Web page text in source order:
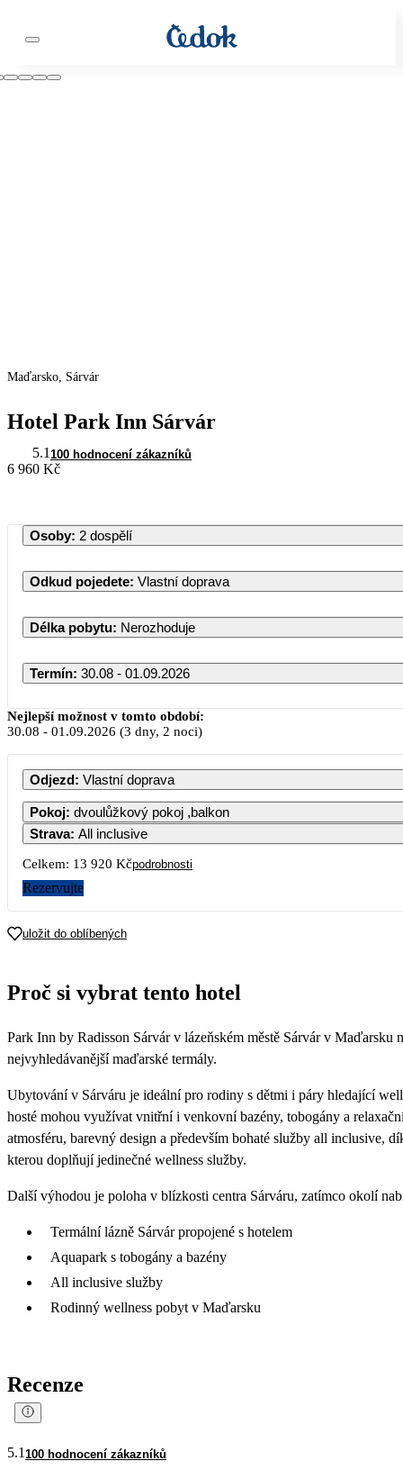
Maďarsko, Sárvár
Hotel Park Inn Sárvár
5.1 100 hodnocení zákazníků
6 960 Kč
Osoby: 2 dospělí
Odkud pojedete: Vlastní doprava
Délka pobytu: Nerozhoduje
Termín: 30.08 - 01.09.2026
Nejlepší možnost v tomto období:
30.08 - 01.09.2026 (3 dny, 2 noci)
Odjezd: Vlastní doprava
Pokoj: dvoulůžkový pokoj ,balkon
Strava: All inclusive
Celkem: 13 920 Kčpodrobnosti
Rezervujte
uložit do oblíbených
Proč si vybrat tento hotel
Park Inn by Radisson Sárvár v lázeňském městě Sárvár v
nejvyhledávanější maďarské termály.
Ubytování v Sárváru je ideální pro rodiny s dětmi i páry hledající
hosté mohou využívat vnitřní i venkovní bazény, tobogány a
atmosféru, barevný design a především bohaté služby all inclusive,
kterou doplňují jedinečné wellness služby.
Další výhodou je poloha v blízkosti centra Sárváru, zatímco okolí
Termální lázně Sárvár propojené s hotelem
Aquapark s tobogány a bazény
All inclusive služby
Rodinný wellness pobyt v Maďarsku
Recenze
5.1 100 hodnocení zákazníků